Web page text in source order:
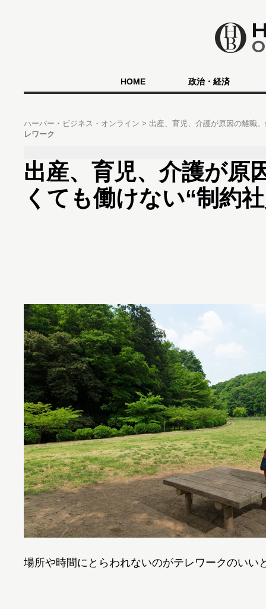
HOME 政治・経済
ハーバー・ビジネス・オンライン
出産、育児、介護が原因の離職
レワーク
出産、育児、介護が原
くても働けない“制約
場所や時間にとらわれないのがテレワークのいい